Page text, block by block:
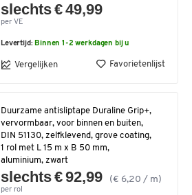
slechts € 49,99
per VE
Levertijd:Binnen 1-2 werkdagen bij u
Vergelijken Favorietenlijst
Duurzame antisliptape Duraline Grip+,
vervormbaar, voor binnen en buiten,
DIN 51130, zelfklevend, grove coating,
1 rol met L 15 m x B 50 mm,
aluminium, zwart
slechts € 92,99 (€ 6,20 / m)
per rol